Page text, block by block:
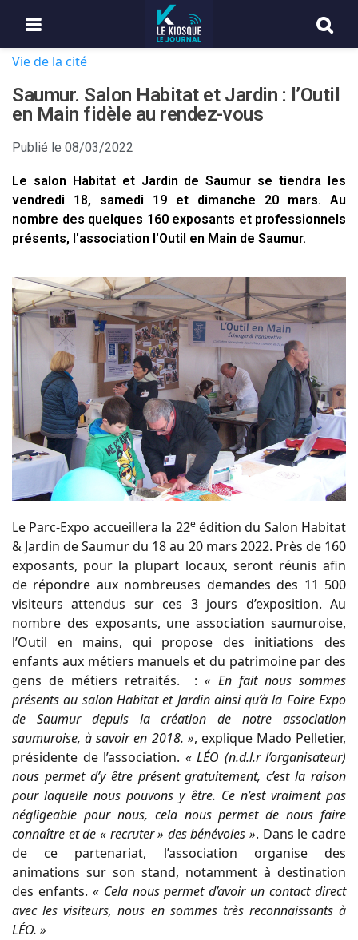
Vie de la cité
Saumur. Salon Habitat et Jardin : l’Outil
en Main fidèle au rendez-vous
Publié le 08/03/2022
Le salon Habitat et Jardin de Saumur se tiendra les
vendredi 18, samedi 19 et dimanche 20 mars. Au
nombre des quelques 160 exposants et professionnels
présents, l'association l'Outil en Main de Saumur.
Le Parc-Expo accueillera la 22eédition du Salon Habitat
& Jardin de Saumur du 18 au 20 mars 2022. Près de 160
exposants, pour la plupart locaux, seront réunis afin
de répondre aux nombreuses demandes des 11 500
visiteurs attendus sur ces 3 jours d’exposition. Au
nombre des exposants, une association saumuroise,
l’Outil en mains, qui propose des initiations des
enfants aux métiers manuels et du patrimoine par des
gens de métiers retraités. : « En fait nous sommes
présents au salon Habitat et Jardin ainsi qu’à la Foire Expo
de Saumur depuis la création de notre association
saumuroise, à savoir en 2018. », explique Mado Pelletier,
présidente de l’association. « LÉO (n.d.l.r l’organisateur)
nous permet d’y être présent gratuitement, c’est la raison
pour laquelle nous pouvons y être. Ce n’est vraiment pas
négligeable pour nous, cela nous permet de nous faire
connaître et de « recruter » des bénévoles ». Dans le cadre
de ce partenariat, l’association organise des
animations sur son stand, notamment à destination
des enfants. « Cela nous permet d’avoir un contact direct
avec les visiteurs, nous en sommes très reconnaissants à
LÉO. »